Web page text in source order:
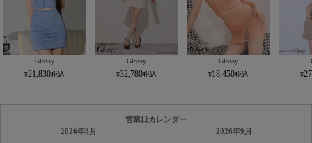
Glossy
21,830
Glossy
32,780
Glossy
18,450
営業日カレンダー
2026年8月
2026年9月